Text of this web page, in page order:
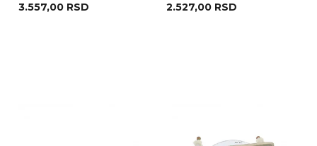
3.557,00 RSD
2.527,00 RSD